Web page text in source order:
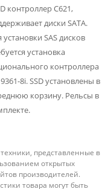
контроллер C621,
диски SATA.
установки SAS дисков
установка
контроллера
8i. SSD установлены в
корзину. Рельсы в
представленные в
открытых
производителей.
товара могут быть